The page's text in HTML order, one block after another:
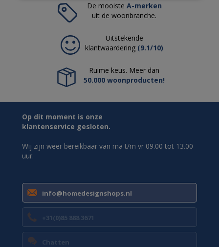
De mooiste A-merken
uit de woonbranche.
Uitstekende
klantwaardering (9.1/10)
Ruime keus. Meer dan
50.000 woonproducten!
Op dit moment is onze
klantenservice gesloten.
Wij zijn weer bereikbaar van ma t/m vr 09.00 tot 13.00
uur.
info@homedesignshops.nl
+31(0)85 888 3671
Chatten